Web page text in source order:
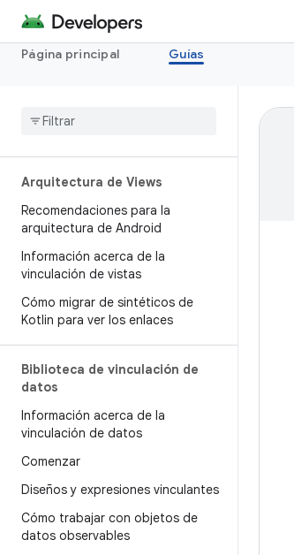
Página principal Guías
Arquitectura de Views
Recomendaciones para la
arquitectura de Android
Información acerca de la
vinculación de vistas
Cómo migrar de sintéticos de
Kotlin para ver los enlaces
Biblioteca de vinculación de
datos
Información acerca de la
vinculación de datos
Comenzar
Diseños y expresiones vinculantes
Cómo trabajar con objetos de
datos observables